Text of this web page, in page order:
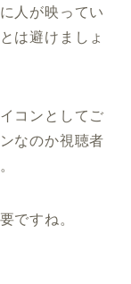
人が映ってい
は避けましょ
コンとしてご
なのか視聴者
ですね。